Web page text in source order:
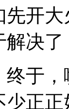
开
解决了
于
正